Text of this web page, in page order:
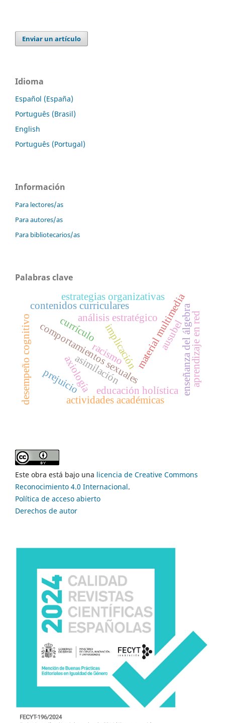
Enviar un artículo
Idioma
Español (España)
Português (Brasil)
English
Português (Portugal)
Información
Para lectores/as
Para autores/as
Para bibliotecarios/as
Palabras clave
currículo implicación
axiología
material multimediaenseñanza del álgebra
comportamientos sexuales
educación holística
análisis estratégico
actividades académicas
contenidos curriculares
aprendizaje en red
estrategias organizativas
desempeño cognitivo asimilación
racismo
prejuicio
ausubel
Este obra está bajo una licencia de Creative Commons
Reconocimiento 4.0 Internacional.
Política de acceso abierto
Derechos de autor